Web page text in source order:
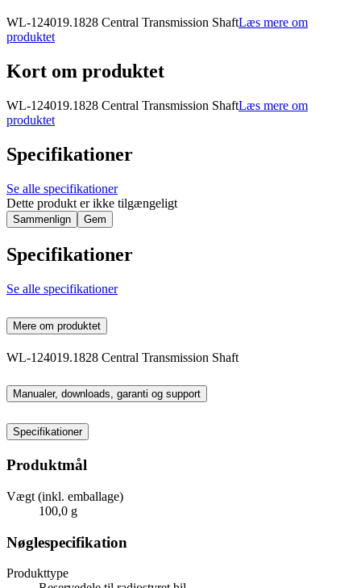
WL-124019.1828 Central Transmission ShaftLæs mere om
produktet
Kort om produktet
WL-124019.1828 Central Transmission ShaftLæs mere om
produktet
Specifikationer
Se alle specifikationer
Dette produkt er ikke tilgængeligt
Sammenlign Gem
Specifikationer
Se alle specifikationer
Mere om produktet
WL-124019.1828 Central Transmission Shaft
Manualer, downloads, garanti og support
Specifikationer
Produktmål
Vægt (inkl. emballage)
100,0 g
Nøglespecifikation
Produkttype